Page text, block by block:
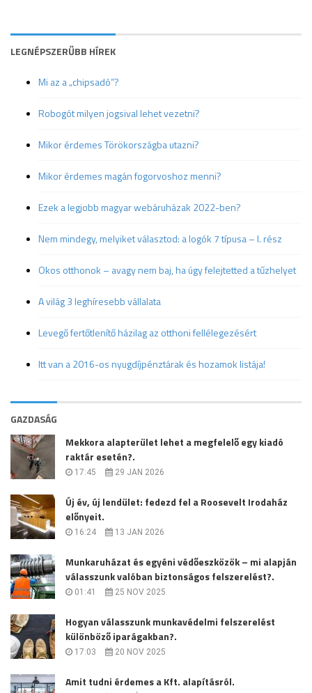
LEGNÉPSZERŰBB HÍREK
Mi az a „chipsadó”?
Robogót milyen jogsival lehet vezetni?
Mikor érdemes Törökországba utazni?
Mikor érdemes magán fogorvoshoz menni?
Ezek a legjobb magyar webáruházak 2022-ben?
Nem mindegy, melyiket választod: a logók 7 típusa – I. rész
Okos otthonok – avagy nem baj, ha úgy felejtetted a tűzhelyet
A világ 3 leghíresebb vállalata
Levegő fertőtlenítő házilag az otthoni fellélegezésért
Itt van a 2016-os nyugdíjpénztárak és hozamok listája!
GAZDASÁG
Mekkora alapterület lehet a megfelelő egy kiadó
raktár esetén?.
17:45 29 JAN 2026
Új év, új lendület: fedezd fel a Roosevelt Irodaház
előnyeit.
16:24 13 JAN 2026
Munkaruházat és egyéni védőeszközök – mi alapján
válasszunk valóban biztonságos felszerelést?.
01:41 25 NOV 2025
Hogyan válasszunk munkavédelmi felszerelést
különböző iparágakban?.
17:03 20 NOV 2025
Amit tudni érdemes a Kft. alapításról.